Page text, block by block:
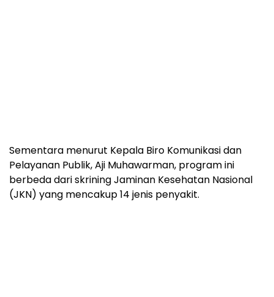
Sementara menurut Kepala Biro Komunikasi dan
Pelayanan Publik, Aji Muhawarman, program ini
berbeda dari skrining Jaminan Kesehatan Nasional
(JKN) yang mencakup 14 jenis penyakit.